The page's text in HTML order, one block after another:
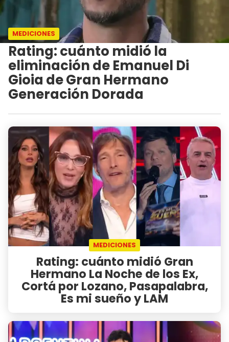
MEDICIONES
Rating: cuánto midió la
eliminación de Emanuel Di
Gioia de Gran Hermano
Generación Dorada
MEDICIONES
Rating: cuánto midió Gran
Hermano La Noche de los Ex,
Cortá por Lozano, Pasapalabra,
Es mi sueño y LAM